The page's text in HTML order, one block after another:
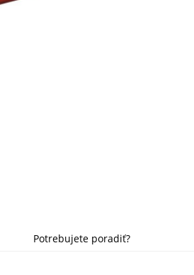
Potrebujete poradiť?